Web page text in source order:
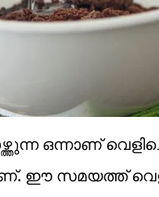
ഒന്നാണ്
ഈ സമയത്ത്